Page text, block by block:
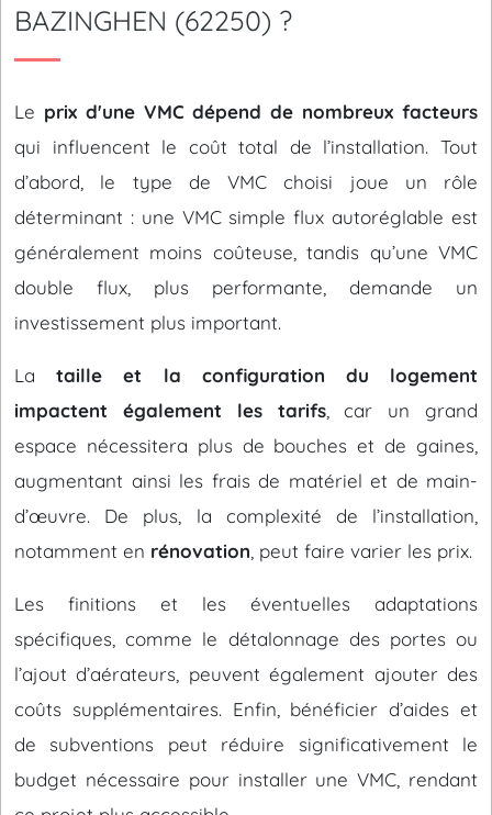
BAZINGHEN (62250) ?
Le prix d'une VMC dépend de nombreux facteurs
qui influencent le coût total de l’installation. Tout
d’abord, le type de VMC choisi joue un rôle
déterminant : une VMC simple flux autoréglable est
généralement moins coûteuse, tandis qu’une VMC
double flux, plus performante, demande un
investissement plus important.
Lataille et la configuration du logement
impactent également les tarifs, car un grand
espace nécessitera plus de bouches et de gaines,
augmentant ainsi les frais de matériel et de main-
d’œuvre. De plus, la complexité de l’installation,
notamment en rénovation , peut faire varier les prix.
Les finitions et les éventuelles adaptations
spécifiques, comme le détalonnage des portes ou
l’ajout d’aérateurs, peuvent également ajouter des
coûts supplémentaires. Enfin, bénéficier d’aides et
de subventions peut réduire significativement le
budget nécessaire pour installer une VMC, rendant